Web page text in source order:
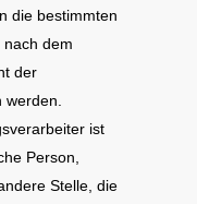
die bestimmten
dem
der
ist
Person,
Stelle, die